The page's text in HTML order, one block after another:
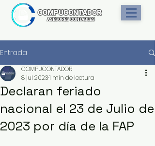
COMPUCONTADOR
ASESORES CONTABLES
Entrada
Declaran feriado
nacional el 23 de Julio de
2023 por día de la FAP
COMPUCONTADOR
8 jul 20231 min de lectura